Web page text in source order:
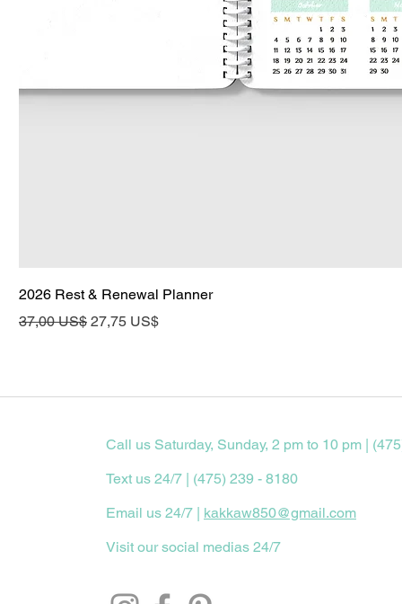
2026 Rest & Renewal Planner
Precio
37,00 US$ Precio de oferta
27,75 US$
Call us Saturday, Sunday, 2 pm to 10 pm |
Text us 24/7 | (475) 239 - 8180
Email us 24/7 | kakkaw850@gmail.com
Visit our social medias 24/7